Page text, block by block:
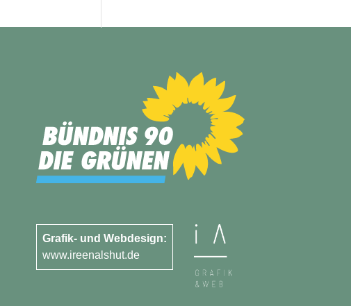
Grafik- und Webdesign:
www.ireenalshut.de